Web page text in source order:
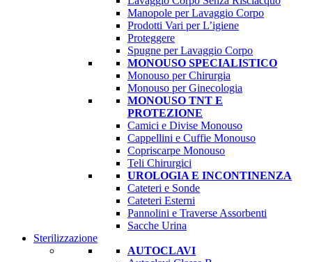
Manopole per Lavaggio Corpo
Prodotti Vari per L’igiene
Proteggere
Spugne per Lavaggio Corpo
MONOUSO SPECIALISTICO
Monouso per Chirurgia
Monouso per Ginecologia
MONOUSO TNT E
PROTEZIONE
Camici e Divise Monouso
Cappellini e Cuffie Monouso
Copriscarpe Monouso
Teli Chirurgici
UROLOGIA E INCONTINENZA
Cateteri e Sonde
Cateteri Esterni
Pannolini e Traverse Assorbenti
Sacche Urina
Sterilizzazione
AUTOCLAVI